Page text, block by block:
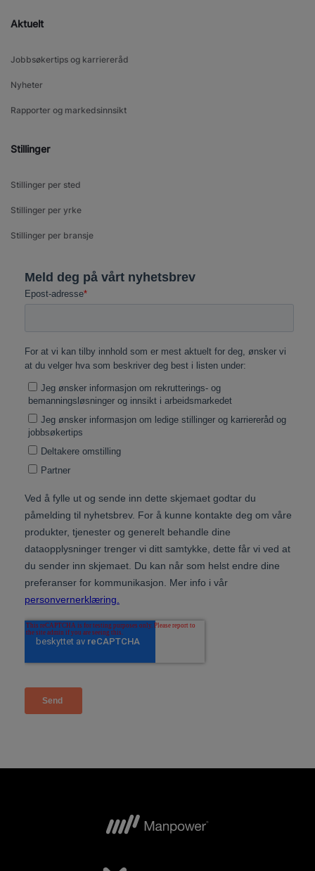
Aktuelt
Jobbsøkertips og karriereråd
Nyheter
Rapporter og markedsinnsikt
Stillinger
Stillinger per sted
Stillinger per yrke
Stillinger per bransje